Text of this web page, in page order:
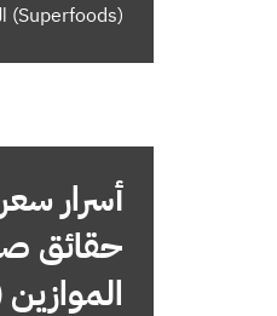
(Superfoods) التي يتسابق…
أسرار
حقائق